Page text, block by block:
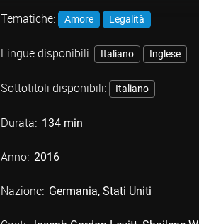
Tematiche: Amore Legalità
Lingue disponibili: Italiano Inglese
Sottotitoli disponibili: Italiano
Durata: 134 min
Anno: 2016
Nazione: Germania Stati Uniti